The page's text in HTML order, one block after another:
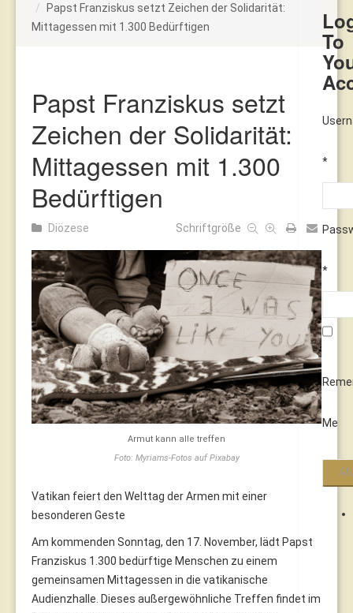
To
*
*
Me
Papst Franziskus setzt Zeichen der Solidarität:
Mittagessen mit 1.300 Bedürftigen
Papst Franziskus setzt
Zeichen der Solidarität:
Mittagessen mit 1.300
Bedürftigen
Diözese Schriftgröße
Armut kann alle treffen
Foto: Myriams-Fotos auf Pixabay
Vatikan feiert den Welttag der Armen mit einer
besonderen Geste
Am kommenden Sonntag, den 17. November, lädt Papst
Franziskus 1.300 bedürftige Menschen zu einem
gemeinsamen Mittagessen in die vatikanische
Audienzhalle. Dieses außergewöhnliche Treffen findet im